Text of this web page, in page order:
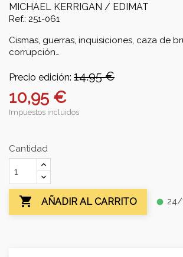
MICHAEL KERRIGAN / EDIMAT
Ref.: 251-061
Cismas, guerras, inquisiciones, caza de
corrupción…
Precio edición: 14.95 €
10,95 €
Impuestos incluidos
Cantidad
 AÑADIR AL CARRITO fiber_manual_record 24/